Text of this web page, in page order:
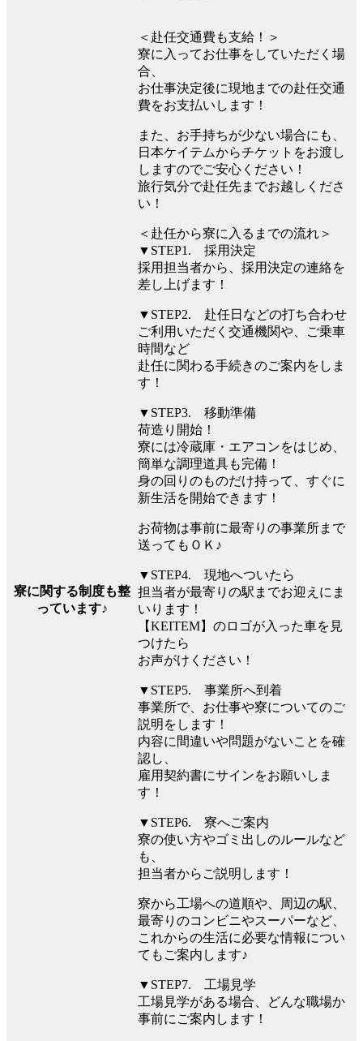
寮に関する制度も整
っています♪
＜赴任交通費も支給！＞
寮に入ってお仕事をしていただく場
合、
お仕事決定後に現地までの赴任交通
費をお支払いします！
また、お手持ちが少ない場合にも、
日本ケイテムからチケットをお渡し
しますのでご安心ください！
旅行気分で赴任先までお越しくださ
い！
＜赴任から寮に入るまでの流れ＞
▼STEP1. 採用決定
採用担当者から、採用決定の連絡を
差し上げます！
▼STEP2. 赴任日などの打ち合わせ
ご利用いただく交通機関や、ご乗車
時間など
赴任に関わる手続きのご案内をしま
す！
▼STEP3. 移動準備
荷造り開始！
寮には冷蔵庫・エアコンをはじめ、
簡単な調理道具も完備！
身の回りのものだけ持って、すぐに
新生活を開始できます！
お荷物は事前に最寄りの事業所まで
送ってもＯＫ♪
▼STEP4. 現地へついたら
担当者が最寄りの駅までお迎えにま
いります！
【KEITEM】のロゴが入った車を見
つけたら
お声がけください！
▼STEP5. 事業所へ到着
事業所で、お仕事や寮についてのご
説明をします！
内容に間違いや問題がないことを確
認し、
雇用契約書にサインをお願いしま
す！
▼STEP6. 寮へご案内
寮の使い方やゴミ出しのルールなど
も、
担当者からご説明します！
寮から工場への道順や、周辺の駅、
最寄りのコンビニやスーパーなど、
これからの生活に必要な情報につい
てもご案内します♪
▼STEP7. 工場見学
工場見学がある場合、どんな職場か
事前にご案内します！